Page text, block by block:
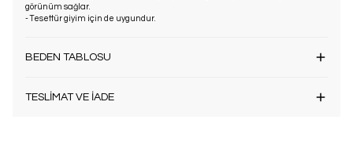
görünüm sağlar.
- Tesettür giyim için de uygundur.
BEDEN TABLOSU
TESLİMAT VE İADE